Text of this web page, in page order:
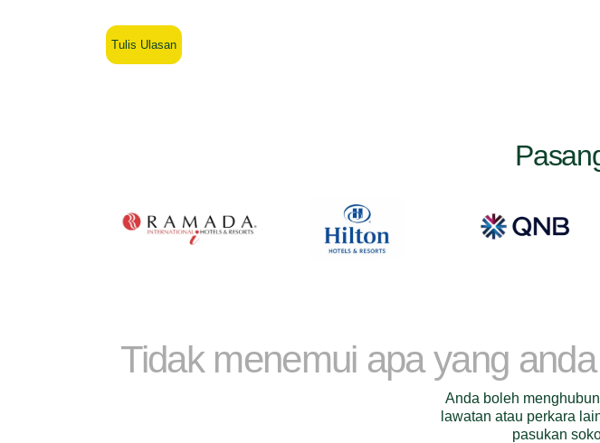
Tulis Ulasan
Tidak menemui apa yang
Anda boleh
lawatan atau perkara
pasukan